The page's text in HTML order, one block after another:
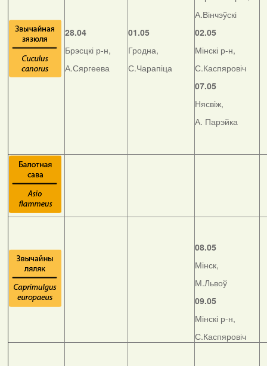
28.04
Брэсцкі р-н,
А.Сяргеева
01.05
Гродна,
С.Чарапіца
А.Вінчэўскі
02.05
Мінскі р-н,
С.Каспяровіч
07.05
Нясвіж,
А. Парэйка
08.05
Мінск,
М.Львоў
09.05
Мінскі р-н,
С.Каспяровіч